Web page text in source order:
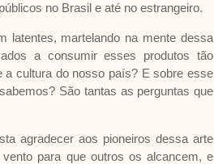
no Brasil e até no estrangeiro.
latentes, martelando na mente dessa
a consumir esses produtos tão
a cultura do nosso país? E sobre esse
São tantas as perguntas que
agradecer aos pioneiros dessa arte
para que outros os alcancem, e